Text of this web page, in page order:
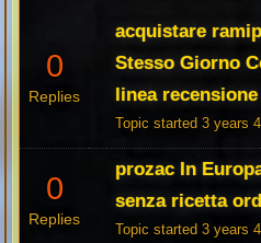
0
Replies
acquistare
Stesso Giorno
linea recensione
Topic started 3 years
0
Replies
prozac In
senza ricetta
Topic started 3 years